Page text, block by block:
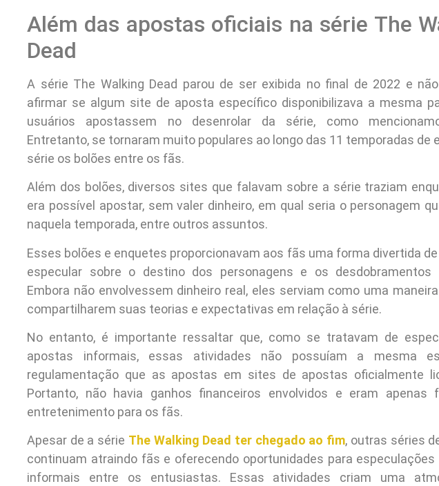
Além das apostas oficiais na série The
Dead
A série The Walking Dead parou de ser exibida no final de 2022 e
afirmar se algum site de aposta específico disponibilizava a mesma
usuários apostassem no desenrolar da série, como
Entretanto, se tornaram muito populares ao longo das 11 temporadas de
série os bolões entre os fãs.
Além dos bolões, diversos sites que falavam sobre a série traziam
era possível apostar, sem valer dinheiro, em qual seria o personagem
naquela temporada, entre outros assuntos.
Esses bolões e enquetes proporcionavam aos fãs uma forma divertida
especular sobre o destino dos personagens e os desdobramentos
Embora não envolvessem dinheiro real, eles serviam como uma
compartilharem suas teorias e expectativas em relação à série.
No entanto, é importante ressaltar que, como se tratavam de
apostas informais, essas atividades não possuíam a mesma
regulamentação que as apostas em sites de apostas oficialmente
Portanto, não havia ganhos financeiros envolvidos e eram apenas
entretenimento para os fãs.
Apesar de a série The Walking Dead ter chegado ao fim, outras séries
continuam atraindo fãs e oferecendo oportunidades para
informais entre os entusiastas. Essas atividades criam uma